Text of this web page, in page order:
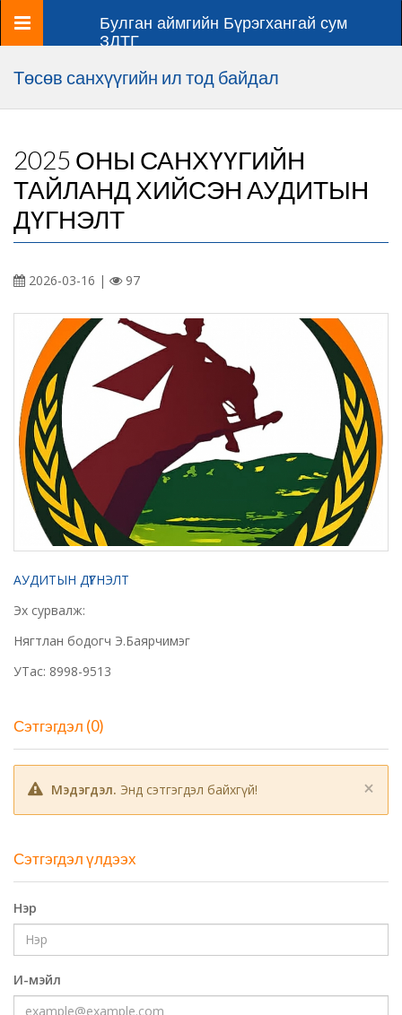
Цэс
Булган аймгийн Бүрэгхангай сум
ЗДТГ
Төсөв санхүүгийн ил тод байдал
2025 ОНЫ САНХҮҮГИЙН
ТАЙЛАНД ХИЙСЭН АУДИТЫН
ДҮГНЭЛТ
2026-03-16 | 97
АУДИТЫН ДҮГНЭЛТ
Эх сурвалж:
Нягтлан бодогч Э.Баярчимэг
УТас: 8998-9513
Сэтгэгдэл (0)
×
Мэдэгдэл. Энд сэтгэгдэл байхгүй!
Сэтгэгдэл үлдээх
Нэр
И-мэйл